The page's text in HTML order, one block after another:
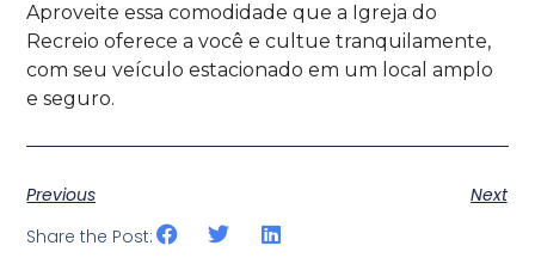
Aproveite essa comodidade que a Igreja do
Recreio oferece a você e cultue tranquilamente,
com seu veículo estacionado em um local amplo
e seguro.
Previous
Next
Share the Post: